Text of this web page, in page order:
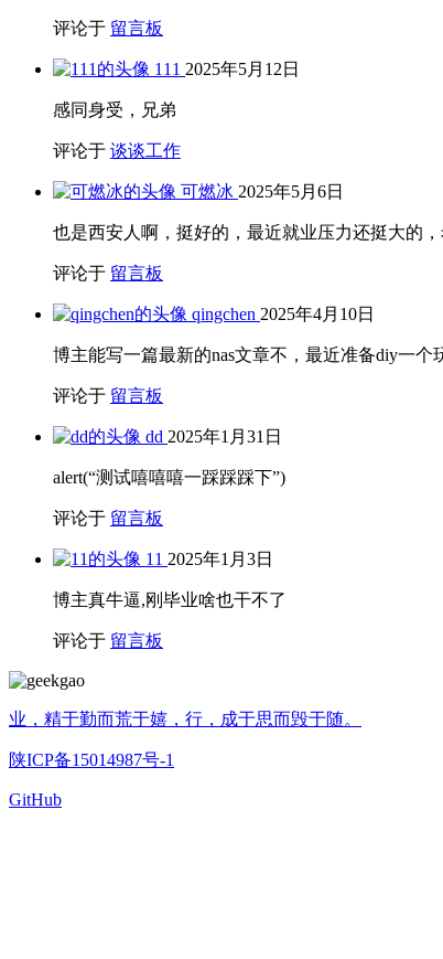
评论于 留言板
111 2025年5月12日
感同身受，兄弟
评论于 谈谈工作
可燃冰 2025年5月6日
也是西安人啊，挺好的，最近就业压力还挺大的
评论于 留言板
qingchen 2025年4月10日
博主能写一篇最新的nas文章不，最近准备diy一个
评论于 留言板
dd 2025年1月31日
alert(“测试嘻嘻嘻一踩踩踩下”)
评论于 留言板
11 2025年1月3日
博主真牛逼,刚毕业啥也干不了
评论于 留言板
业，精于勤而荒于嬉，行，成于思而毁于随。
陕ICP备15014987号-1
GitHub